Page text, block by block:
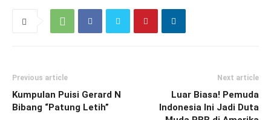
Previous article
Kumpulan Puisi Gerard N
Bibang “Patung Letih”
Next article
Luar Biasa! Pemuda
Indonesia Ini Jadi Duta